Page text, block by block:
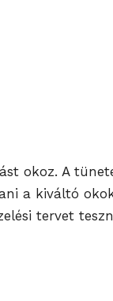
okoz. A
a kiváltó
tervet